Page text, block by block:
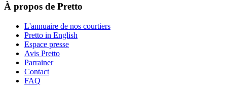
À propos de Pretto
L'annuaire de nos courtiers
Pretto in English
Espace presse
Avis Pretto
Parrainer
Contact
FAQ